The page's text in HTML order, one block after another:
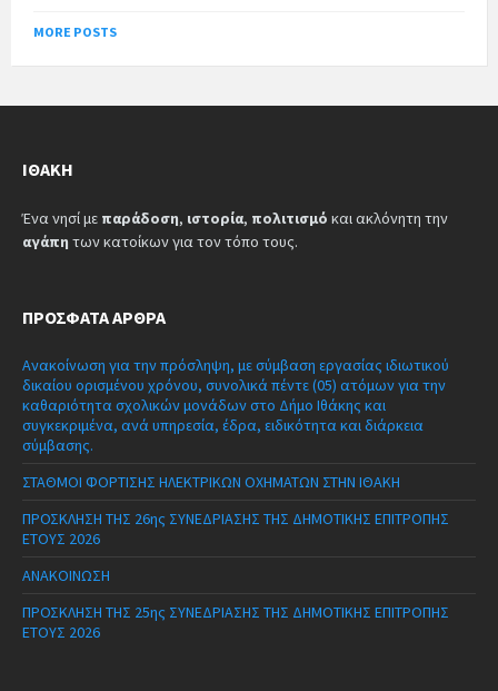
MORE POSTS
ΙΘΆΚΗ
Ένα νησί με παράδοση, ιστορία, πολιτισμό και ακλόνητη την
αγάπη των κατοίκων για τον τόπο τους.
ΠΡΌΣΦΑΤΑ ΆΡΘΡΑ
Ανακοίνωση για την πρόσληψη, με σύμβαση εργασίας ιδιωτικού
δικαίου ορισμένου χρόνου, συνολικά πέντε (05) ατόμων για την
καθαριότητα σχολικών μονάδων στο Δήμο Ιθάκης και
συγκεκριμένα, ανά υπηρεσία, έδρα, ειδικότητα και διάρκεια
σύμβασης.
ΣΤΑΘΜΟΙ ΦΟΡΤΙΣΗΣ ΗΛΕΚΤΡΙΚΩΝ ΟΧΗΜΑΤΩΝ ΣΤΗΝ ΙΘΑΚΗ
ΠΡΟΣΚΛΗΣΗ ΤΗΣ 26ης ΣΥΝΕΔΡΙΑΣΗΣ ΤΗΣ ΔΗΜΟΤΙΚΗΣ ΕΠΙΤΡΟΠΗΣ
ΕΤΟΥΣ 2026
ΑΝΑΚΟΙΝΩΣΗ
ΠΡΟΣΚΛΗΣΗ ΤΗΣ 25ης ΣΥΝΕΔΡΙΑΣΗΣ ΤΗΣ ΔΗΜΟΤΙΚΗΣ ΕΠΙΤΡΟΠΗΣ
ΕΤΟΥΣ 2026